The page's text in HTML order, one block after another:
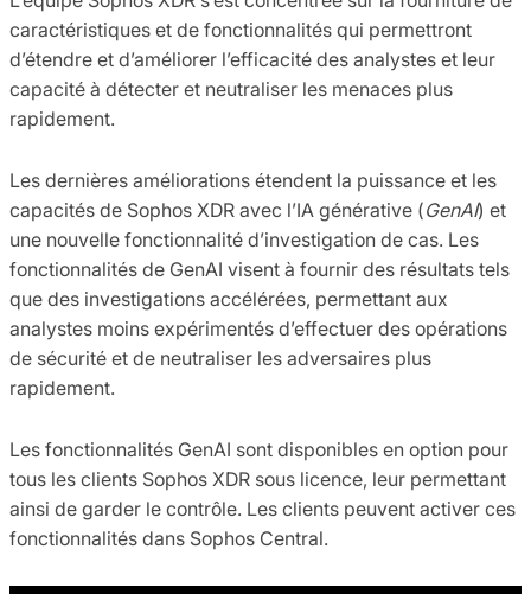
caractéristiques et de fonctionnalités qui permettront
d’étendre et d’améliorer l’efficacité des analystes et leur
capacité à détecter et neutraliser les menaces plus
rapidement.
Les dernières améliorations étendent la puissance et les
capacités de Sophos XDR avec l’IA générative (GenAI) et
une nouvelle fonctionnalité d’investigation de cas. Les
fonctionnalités de GenAI visent à fournir des résultats tels
que des investigations accélérées, permettant aux
analystes moins expérimentés d’effectuer des opérations
de sécurité et de neutraliser les adversaires plus
rapidement.
Les fonctionnalités GenAI sont disponibles en option pour
tous les clients Sophos XDR sous licence, leur permettant
ainsi de garder le contrôle. Les clients peuvent activer ces
fonctionnalités dans Sophos Central.